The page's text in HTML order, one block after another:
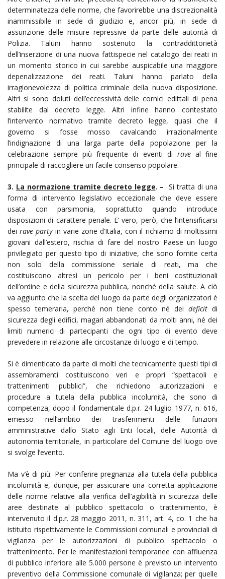
determinatezza delle norme, che favorirebbe una discrezionalità
inammissibile in sede di giudizio e, ancor più, in sede di
assunzione delle misure repressive da parte delle autorità di
Polizia. Taluni hanno sostenuto la contraddittorietà
dell’inserzione di una nuova fattispecie nel catalogo dei reati in
un momento storico in cui sarebbe auspicabile una maggiore
depenalizzazione dei reati. Taluni hanno parlato della
irragionevolezza di politica criminale della nuova disposizione.
Altri si sono doluti dell’eccessività delle cornici edittali di pena
stabilite dal decreto legge. Altri infine hanno contestato
l’intervento normativo tramite decreto legge, quasi che il
governo si fosse mosso cavalcando irrazionalmente
l’indignazione di una larga parte della popolazione per la
celebrazione sempre più frequente di eventi di raveal fine
principale di raccogliere un facile consenso popolare.
3. La normazione tramite decreto legge. –Si tratta di una
forma di intervento legislativo eccezionale che deve essere
usata con parsimonia, soprattutto quando introduce
disposizioni di carattere penale. E’ vero, però, che l’intensificarsi
deirave partyin varie zone d’Italia, con il richiamo di moltissimi
giovani dall’estero, rischia di fare del nostro Paese un luogo
privilegiato per questo tipo di iniziative, che sono fomite certa
non solo della commissione seriale di reati, ma che
costituiscono altresì un pericolo per i beni costituzionali
dell’ordine e della sicurezza pubblica, nonché della salute. A ciò
va aggiunto che la scelta del luogo da parte degli organizzatori è
spesso temeraria, perché non tiene conto né dei deficitdi
sicurezza degli edifici, magari abbandonati da molti anni, né dei
limiti numerici di partecipanti che ogni tipo di evento deve
prevedere in relazione alle circostanze di luogo e di tempo.
Si è dimenticato da parte di molti che tecnicamente questi tipi di
assembramenti costituiscono veri e propri “spettacoli e
trattenimenti pubblici”, che richiedono autorizzazioni e
procedure a tutela della pubblica incolumità, che sono di
competenza, dopo il fondamentale d.p.r. 24 luglio 1977, n. 616,
emesso nell’ambito dei trasferimenti delle funzioni
amministrative dallo Stato agli Enti locali, delle Autorità di
autonomia territoriale, in particolare del Comune del luogo ove
si svolge l’evento.
Ma v’è di più. Per conferire pregnanza alla tutela della pubblica
incolumità e, dunque, per assicurare una corretta applicazione
delle norme relative alla verifica dell’agibilità in sicurezza delle
aree destinate al pubblico spettacolo o trattenimento, è
intervenuto il d.p.r. 28 maggio 2011, n. 311, art. 4, co. 1 che ha
istituito rispettivamente le Commissioni comunali e provinciali di
vigilanza per le autorizzazioni di pubblico spettacolo o
trattenimento. Per le manifestazioni temporanee con affluenza
di pubblico inferiore alle 5.000 persone è previsto un intervento
preventivo della Commissione comunale di vigilanza; per quelle